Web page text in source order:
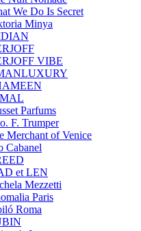
We Do Is Secret
Minya
VIBE
Parfums
F. Trumper
Merchant of Venice
Cabanel
et LEN
Mezzetti
Paris
Roma